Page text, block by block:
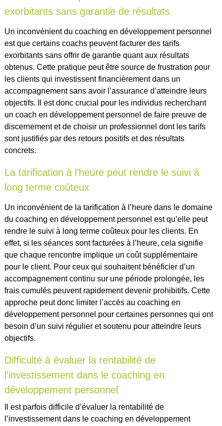
exorbitants sans garantie de résultats
Un inconvénient du coaching en développement personnel
est que certains coachs peuvent facturer des tarifs
exorbitants sans offrir de garantie quant aux résultats
obtenus. Cette pratique peut être source de frustration pour
les clients qui investissent financièrement dans un
accompagnement sans avoir l’assurance d’atteindre leurs
objectifs. Il est donc crucial pour les individus recherchant
un coach en développement personnel de faire preuve de
discernement et de choisir un professionnel dont les tarifs
sont justifiés par des retours positifs et des résultats
concrets.
La tarification à l’heure peut rendre le suivi à
long terme coûteux
Un inconvénient de la tarification à l’heure dans le domaine
du coaching en développement personnel est qu’elle peut
rendre le suivi à long terme coûteux pour les clients. En
effet, si les séances sont facturées à l’heure, cela signifie
que chaque rencontre implique un coût supplémentaire
pour le client. Pour ceux qui souhaitent bénéficier d’un
accompagnement continu sur une période prolongée, les
frais cumulés peuvent rapidement devenir prohibitifs. Cette
approche peut donc limiter l’accès au coaching en
développement personnel pour certaines personnes qui ont
besoin d’un suivi régulier et soutenu pour atteindre leurs
objectifs.
Difficulté à évaluer la rentabilité de
l’investissement dans le coaching en
développement personnel
Il est parfois difficile d’évaluer la rentabilité de
l’investissement dans le coaching en développement